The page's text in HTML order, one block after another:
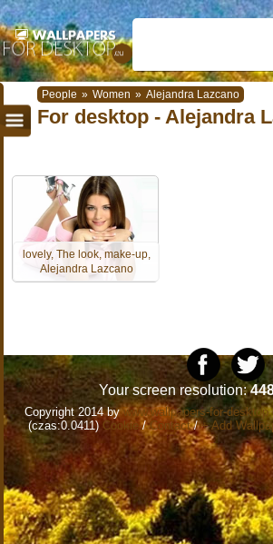
People » Women » Alejandra Lazcano
For desktop - Alejandra
lovely, The look, make-up,
Alejandra Lazcano
Your screen resolution:
Copyright 2014 bywww.wallpapers-for-
(czas:0.0411) Cookie/Contact/+ Add